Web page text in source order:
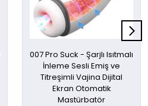
007 Pro Suck - Şarjlı Isıtmalı
İnleme Sesli Emiş ve
Titreşimli Vajina Dijital
Ekran Otomatik
Mastürbatör